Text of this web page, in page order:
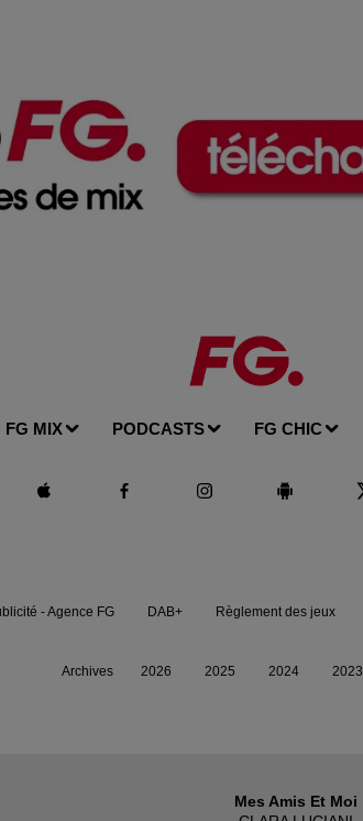
FG MIX PODCASTS FG CHIC
Mes Amis Et Moi
- Agence FG DAB+ Règlement des jeux
Archives 2026 2025 2024 2023